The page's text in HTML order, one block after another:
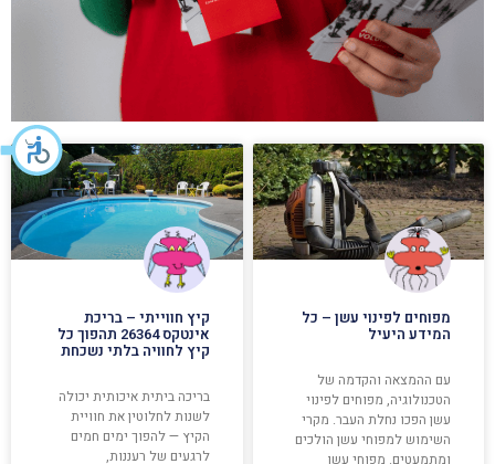
מפוחים לפינוי עשן – כל
המידע היעיל
עם ההמצאה והקדמה של
הטכנולוגיה, מפוחים לפינוי
עשן הפכו נחלת העבר. מקרי
השימוש למפוחי עשן הולכים
ומתמעטים. מפוחי עשן
קיץ חווייתי – בריכת
אינטקס 26364 תהפוך כל
קיץ לחוויה בלתי נשכחת
בריכה ביתית איכותית יכולה
לשנות לחלוטין את חוויית
הקיץ — להפוך ימים חמים
לרגעים של רעננות,